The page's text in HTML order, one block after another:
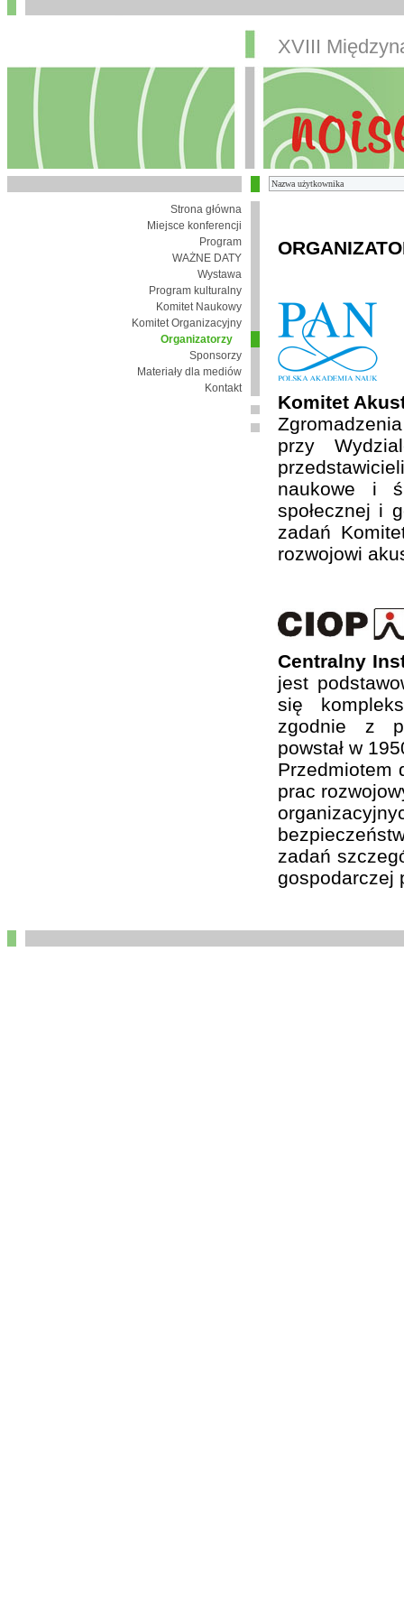
XVIII
Strona główna
Miejsce konferencji
Program
WAŻNE DATY
Wystawa
Program kulturalny
Komitet Naukowy
Komitet Organizacyjny
Organizatorzy
Sponsorzy
Materiały dla mediów
Kontakt
Komitet
przy
naukowe i
społecznej i
zadań
rozwojowi
Centralny
jest
się
zgodnie z
powstał w
Przedmiotem
prac
zadań
gospodarczej